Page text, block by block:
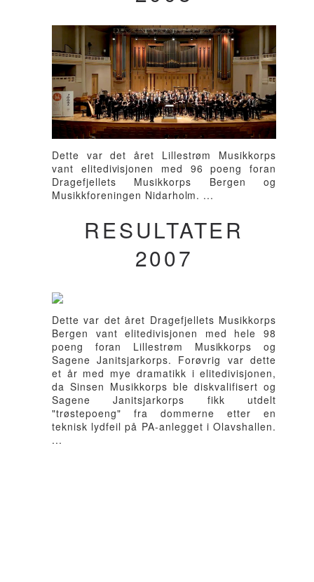
Dette var det året Lillestrøm Musikkorps
vant elitedivisjonen med 96 poeng foran
Dragefjellets Musikkorps Bergen og
Musikkforeningen Nidarholm. ...
RESULTATER
2007
Dette var det året Dragefjellets Musikkorps
Bergen vant elitedivisjonen med hele 98
poeng foran Lillestrøm Musikkorps og
Sagene Janitsjarkorps. Forøvrig var dette
et år med mye dramatikk i elitedivisjonen,
da Sinsen Musikkorps ble diskvalifisert og
Sagene Janitsjarkorps fikk utdelt
"trøstepoeng" fra dommerne etter en
teknisk lydfeil på PA-anlegget i Olavshallen.
...